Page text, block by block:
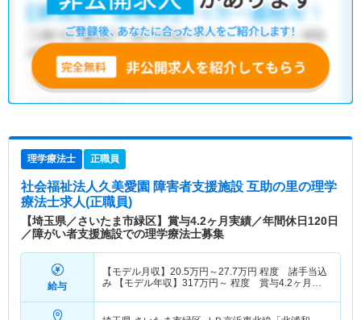
理学療法士 正職員
社会福祉法人久美愛園 障害者支援施設 互助の里の理学
療法士求人(正職員)
【埼玉県／さいたま市緑区】賞与4.2ヶ月実績／年間休日120日
／障がい者支援施設での理学療法士募集
給与
【モデル月収】 20.5万円～27.7万円 程度 諸手当込
み 【モデル年収】 317万円～ 程度 賞与4.2ヶ月想